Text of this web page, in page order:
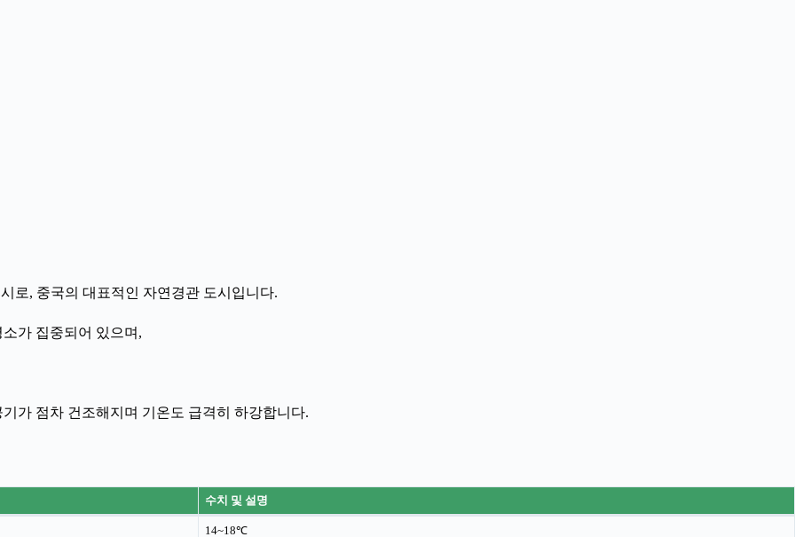
로, 중국의 대표적인 자연경관 도시입니다.
가 집중되어 있으며,
가 점차 건조해지며 기온도 급격히 하강합니다.
수치 및 설명
14~18℃